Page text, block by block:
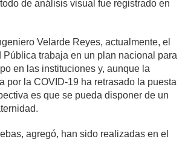
de análisis visual fue registrado en
Velarde Reyes, actualmente, el
Pública trabaja en un plan nacional para
en las instituciones y, aunque la
por la COVID-19 ha retrasado la puesta
es que se pueda disponer de un
agregó, han sido realizadas en el